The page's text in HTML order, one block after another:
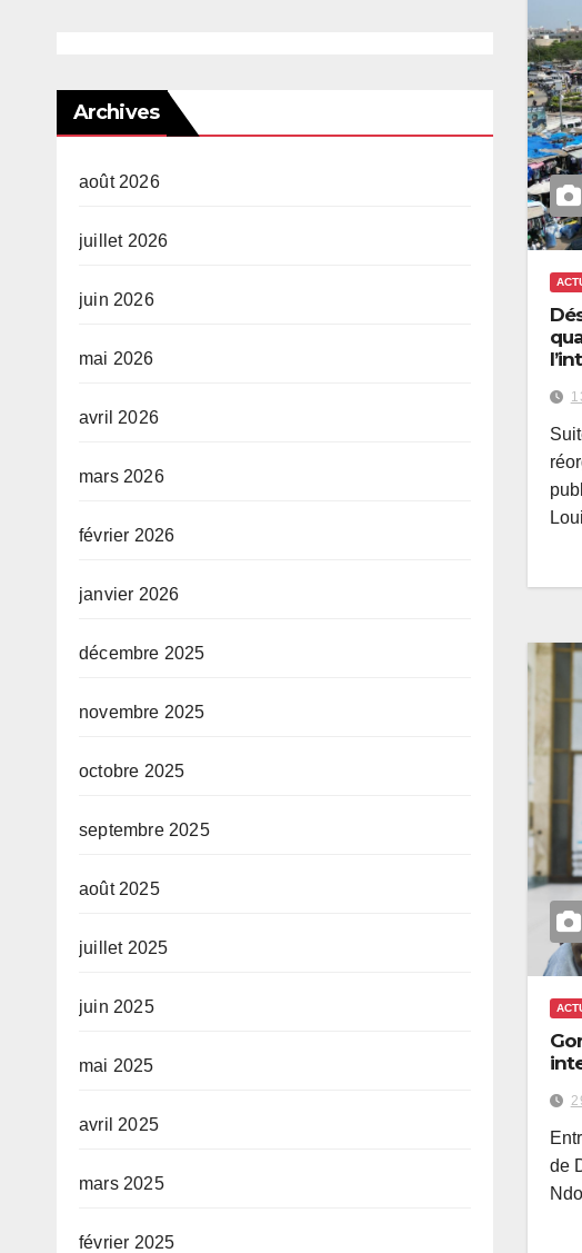
Archives
août 2026
juillet 2026
juin 2026
mai 2026
avril 2026
mars 2026
février 2026
janvier 2026
décembre 2025
novembre 2025
octobre 2025
septembre 2025
août 2025
juillet 2025
juin 2025
mai 2025
avril 2025
mars 2025
février 2025
de